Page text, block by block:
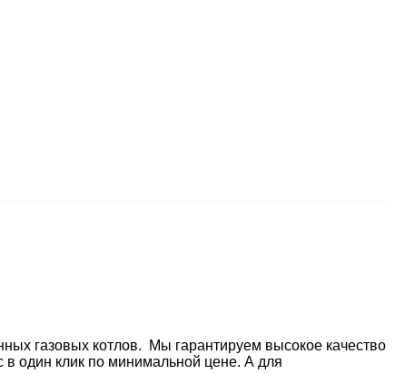
газовых котлов. Мы гарантируем высокое качество
в один клик по минимальной цене. А для